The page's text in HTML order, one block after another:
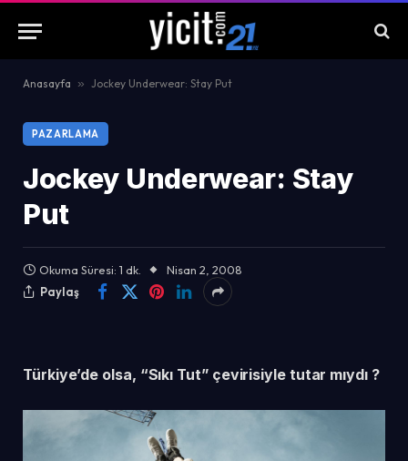
Anasayfa » Jockey Underwear: Stay Put
PAZARLAMA
Jockey Underwear: Stay
Put
Okuma Süresi: 1 dk.
Nisan 2, 2008
Paylaş
Türkiye’de olsa, “Sıkı Tut” çevirisiyle tutar mıydı ?